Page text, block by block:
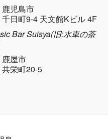
鹿児島市
千日町9-4 天文館Kビル 4F
Bar Suisya(旧:水車の茶
鹿屋市
共栄町20-5